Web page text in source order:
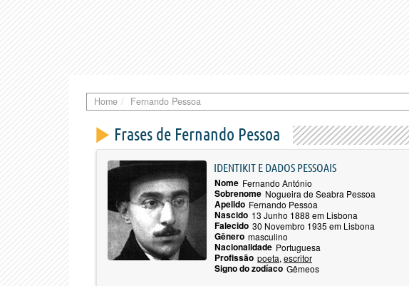
Home Fernando Pessoa
Frases de Fernando Pessoa
IDENTIKIT E DADOS PESSOAIS
Nome Fernando António
Sobrenome Nogueira de Seabra Pessoa
Apelido Fernando Pessoa
Nascido 13 Junho 1888 em Lisbona
Falecido 30 Novembro 1935 em Lisbona
Gênero masculino
Nacionalidade Portuguesa
Profissão poeta, escritor
Signo do zodíaco Gêmeos